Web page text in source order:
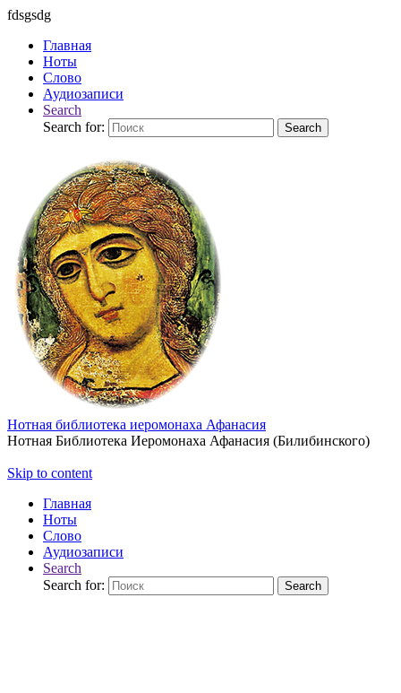
fdsgsdg
Главная
Ноты
Слово
Аудиозаписи
Search
Search for:
Search
Нотная библиотека иеромонаха Афанасия
Нотная Библиотека Иеромонаха Афанасия (Билибинского)
Skip to content
Главная
Ноты
Слово
Аудиозаписи
Search
Search for:
Search